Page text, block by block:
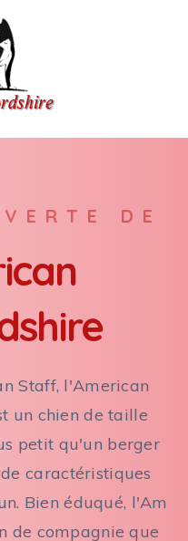
DE
Staff, l'American
un chien de taille
petit qu'un berger
caractéristiques
Bien éduqué, l'Am
de compagnie que